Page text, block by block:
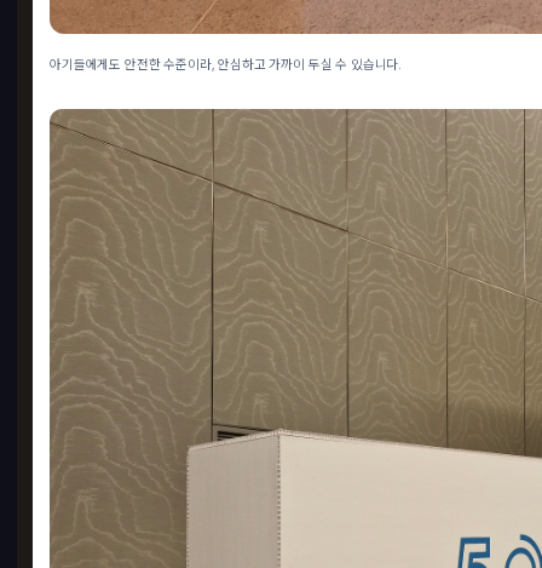
아기들에게도 안전한 수준이라, 안심하고 가까이 두실 수 있습니다.